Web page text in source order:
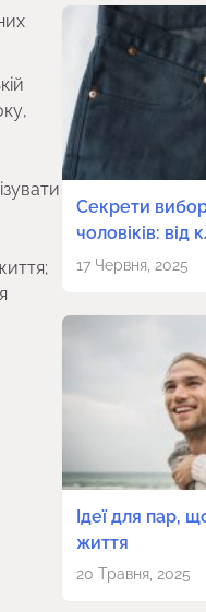
Секрети
чоловіків:
17 Червня, 2025
Ідеї для пар,
життя
20 Травня, 2025